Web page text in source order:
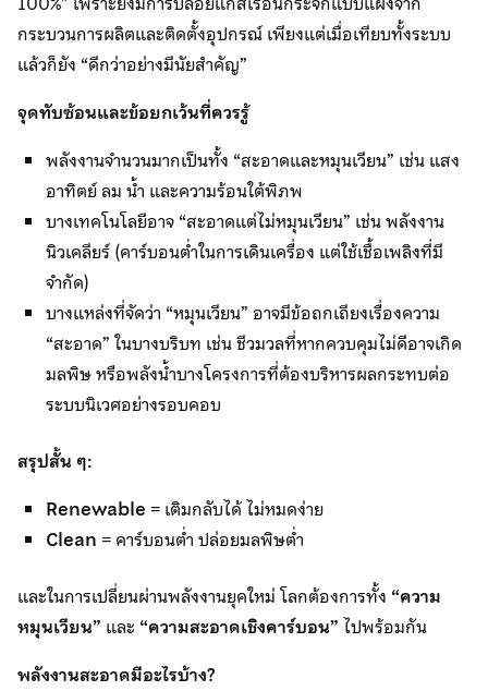
กระบวนการผลิตและติดตั้งอุปกรณ์ เพียงแต่เมื่อเทียบทั้งระบบ
แล้วก็ยัง “ดีกว่าอย่างมีนัยสำคัญ”
จุดทับซ้อนและข้อยกเว้นที่ควรรู้
พลังงานจำนวนมากเป็นทั้ง “สะอาดและหมุนเวียน” เช่น แสง
อาทิตย์ ลม น้ำ และความร้อนใต้พิภพ
บางเทคโนโลยีอาจ “สะอาดแต่ไม่หมุนเวียน” เช่น พลังงาน
นิวเคลียร์ (คาร์บอนต่ำในการเดินเครื่อง แต่ใช้เชื้อเพลิงที่มี
จำกัด)
บางแหล่งที่จัดว่า “หมุนเวียน” อาจมีข้อถกเถียงเรื่องความ
“สะอาด” ในบางบริบท เช่น ชีวมวลที่หากควบคุมไม่ดีอาจเกิด
มลพิษ หรือพลังน้ำบางโครงการที่ต้องบริหารผลกระทบต่อ
ระบบนิเวศอย่างรอบคอบ
สรุปสั้น ๆ:
Renewable= เติมกลับได้ ไม่หมดง่าย
Clean= คาร์บอนต่ำ ปล่อยมลพิษต่ำ
และในการเปลี่ยนผ่านพลังงานยุคใหม่ โลกต้องการทั้ง “ความ
หมุนเวียน” และ “ความสะอาดเชิงคาร์บอน”ไปพร้อมกัน
พลังงานสะอาดมีอะไรบ้าง?